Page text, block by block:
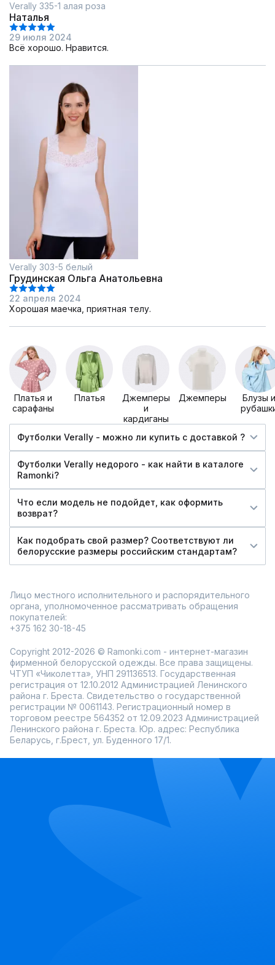
Verally 335-1 алая роза
Наталья
29 июля 2024
Всё хорошо. Нравится.
Verally 303-5 белый
Грудинская Ольга Анатольевна
22 апреля 2024
Хорошая маечка, приятная телу.
Платья и
сарафаны
Платья
Джемперы
и
кардиганы
Джемперы
Блузы и
Футболки Verally - можно ли купить c доставкой ?
Футболки Verally недорого - как найти в каталоге
Ramonki?
Что если модель не подойдет, как оформить
возврат?
Как подобрать свой размер? Соответствуют ли
белорусские размеры российским стандартам?
Лицо местного исполнительного и распорядительного
органа, уполномоченное рассматривать обращения
покупателей:
+375 162 30-18-45
Copyright 2012-2026 © Ramonki.com - интернет-магазин
фирменной белорусской одежды. Все права защищены.
ЧТУП «Чиколетта», УНП 291136513. Государственная
регистрация от 12.10.2012 Администрацией Ленинского
района г. Бреста. Свидетельство о государственной
регистрации № 0061143. Регистрационный номер в
торговом реестре 564352 от 12.09.2023 Администрацией
Ленинского района г. Бреста. Юр. адрес: Республика
Беларусь, г.Брест, ул. Буденного 17/1.